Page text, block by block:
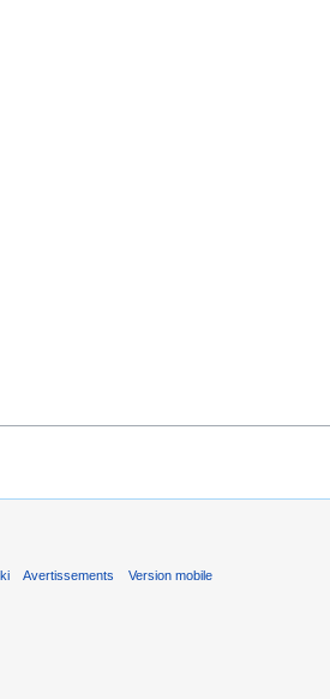
Avertissements Version mobile